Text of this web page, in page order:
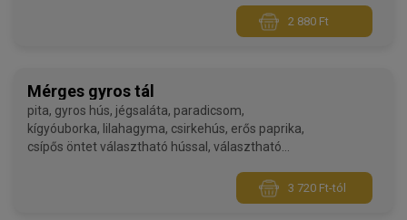
2 880 Ft
Mérges gyros tál
pita, gyros hús, jégsaláta, paradicsom,
kígyóuborka, lilahagyma, csirkehús, erős paprika,
csípős öntet választható hússal, választható
3 720 Ft-tól